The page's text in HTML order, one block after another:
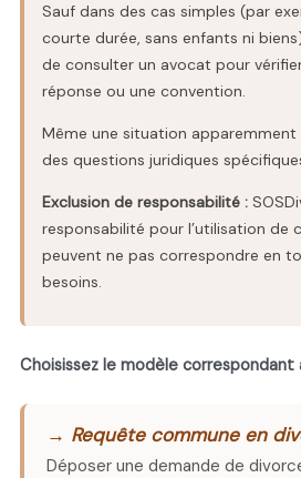
Sauf dans des cas simples (par
courte durée, sans enfants ni
de consulter un avocat pour
réponse ou une convention.
Même une situation
des questions juridiques
Exclusion de responsabilité :
responsabilité pour l’utilisation de
peuvent ne pas correspondre en
besoins.
Choisissez le modèle
→ Requête commune en
Déposer une demande de